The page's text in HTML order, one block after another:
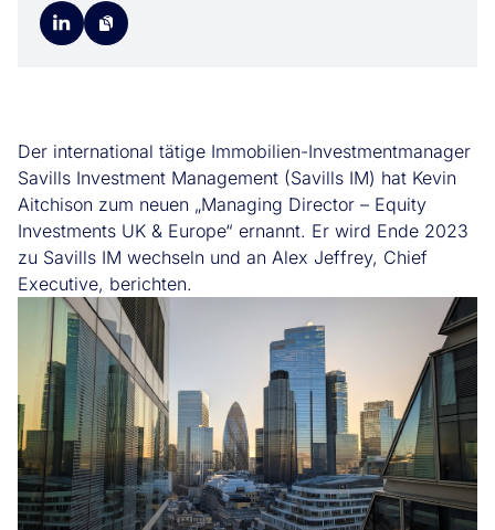
Der international tätige Immobilien-Investmentmanager
Savills Investment Management (Savills IM) hat Kevin
Aitchison zum neuen „Managing Director – Equity
Investments UK & Europe“ ernannt. Er wird Ende 2023
zu Savills IM wechseln und an Alex Jeffrey, Chief
Executive, berichten.